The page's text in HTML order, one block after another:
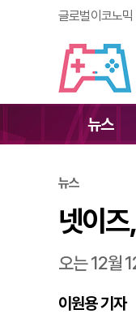
글로벌이코노믹
뉴스
뉴스
넷이
오는 12월
이원용 기자